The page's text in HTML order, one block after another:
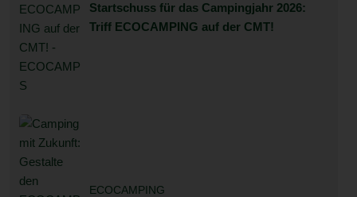
Startschuss für das Campingjahr 2026:
Triff ECOCAMPING auf der CMT!
ECOCAMPING